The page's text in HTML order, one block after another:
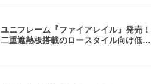
ユニフレーム『ファイアレイル』発売！
二重遮熱板搭載のロースタイル向け低型